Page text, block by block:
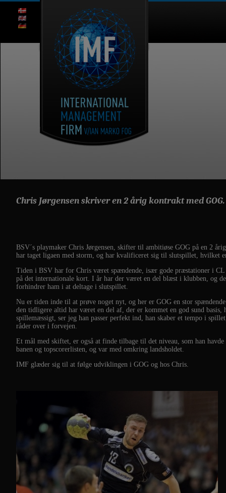
Chris Jørgensen skriver en 2 årig kontrakt med GOG.
BSV´s playmaker Chris Jørgensen, skifter til ambitiøse GOG på en 2
har taget ligaen med storm, og har kvalificeret sig til slutspillet, hvilket
Tiden i BSV har for Chris været spændende, især gode præstationer i CL
på det internationale kort. I år har der været en del blæst i klubben, og
forhindrer ham i at deltage i slutspillet.
Nu er tiden inde til at prøve noget nyt, og her er GOG en stor
den tidligere altid har været en del af, der er kommet en god sund
spillemæssigt, ser jeg han passer perfekt ind, han skaber et tempo i
råder over i forvejen.
Et mål med skiftet, er også at finde tilbage til det niveau, som han
banen og topscorerlisten, og var med omkring landsholdet.
IMF glæder sig til at følge udviklingen i GOG og hos Chris.